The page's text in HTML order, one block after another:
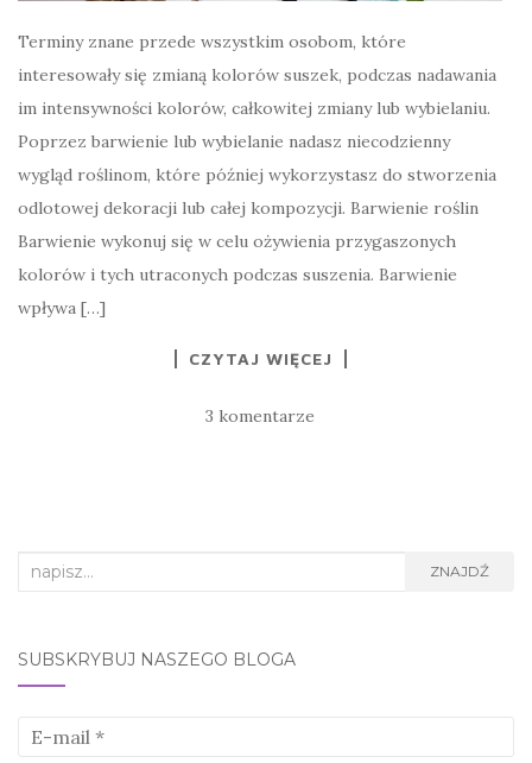
Terminy znane przede wszystkim osobom, które
interesowały się zmianą kolorów suszek, podczas nadawania
im intensywności kolorów, całkowitej zmiany lub wybielaniu.
Poprzez barwienie lub wybielanie nadasz niecodzienny
wygląd roślinom, które później wykorzystasz do stworzenia
odlotowej dekoracji lub całej kompozycji. Barwienie roślin
Barwienie wykonuj się w celu ożywienia przygaszonych
kolorów i tych utraconych podczas suszenia. Barwienie
wpływa […]
CZYTAJ WIĘCEJ
3 komentarze
Search
ZNAJDŹ
SUBSKRYBUJ NASZEGO BLOGA